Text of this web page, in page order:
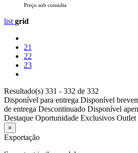
Preço sob consulta
list grid
21
22
23
Resultado(s) 331 - 332 de 332
Disponível para entrega Disponível
de entrega Descontinuado Disponível
Destaque Oportunidade Exclusivos Outlet
×
Exportação